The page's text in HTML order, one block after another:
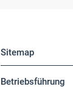
Sitemap
Betriebsführung